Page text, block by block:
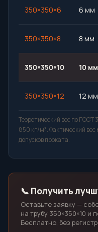
350×350×6 6 мм
350×350×8 8 мм
350×350×10 10 мм
350×350×12 12 мм
Теоретический вес по
850 кг/м³. Фактический
допусков проката.
📞 Получить
Оставьте заявку —
на трубу 350×350×10 и
Бесплатно, без